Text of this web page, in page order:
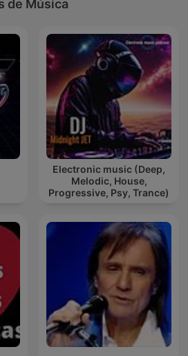
de Música
Electronic music (Deep,
Melodic, House,
Progressive, Psy, Trance)